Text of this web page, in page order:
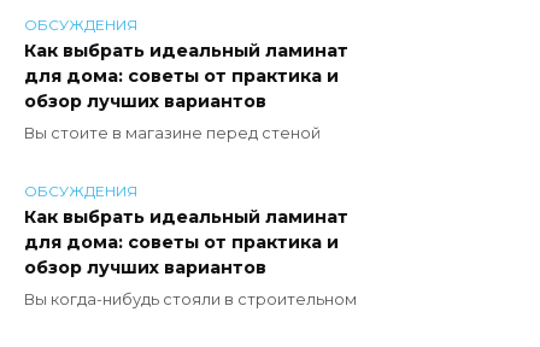
ОБСУЖДЕНИЯ
Как выбрать идеальный ламинат
для дома: советы от практика и
обзор лучших вариантов
Вы стоите в магазине перед стеной
ОБСУЖДЕНИЯ
Как выбрать идеальный ламинат
для дома: советы от практика и
обзор лучших вариантов
Вы когда-нибудь стояли в строительном